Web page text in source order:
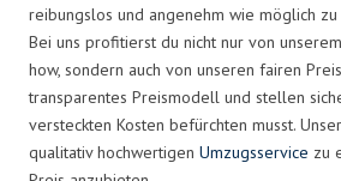
reibungslos und angenehm wie möglich
Bei uns profitierst du nicht nur von
how, sondern auch von unseren fairen
transparentes Preismodell und stellen
versteckten Kosten befürchten musst.
qualitativ hochwertigen Umzugsservice zu